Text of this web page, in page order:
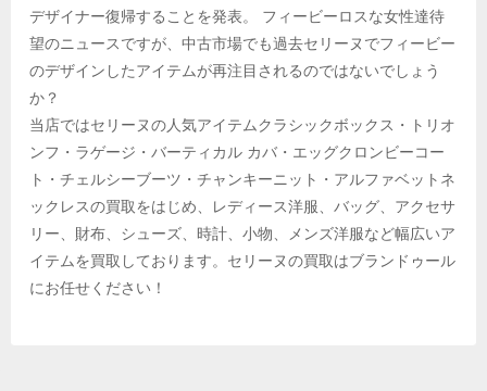
デザイナー復帰することを発表。 フィービーロスな女性達待
望のニュースですが、中古市場でも過去セリーヌでフィービー
のデザインしたアイテムが再注目されるのではないでしょう
か？
当店ではセリーヌの人気アイテムクラシックボックス・トリオ
ンフ・ラゲージ・バーティカル カバ・エッグクロンビーコー
ト・チェルシーブーツ・チャンキーニット・アルファベットネ
ックレスの買取をはじめ、レディース洋服、バッグ、アクセサ
リー、財布、シューズ、時計、小物、メンズ洋服など幅広いア
イテムを買取しております。セリーヌの買取はブランドゥール
にお任せください！